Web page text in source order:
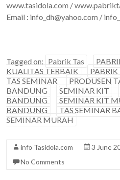
www.tasidola.com /
Email : info_dh@yahoo.com /
Tagged on: Pabrik Tas
KUALITAS TERBAIK
TAS SEMINAR
PRODUSEN
BANDUNG
SEMINAR KIT
BANDUNG
SEMINAR KIT
BANDUNG
TAS SEMINAR
SEMINAR MURAH
info Tasidola.com 3 June
No Comments